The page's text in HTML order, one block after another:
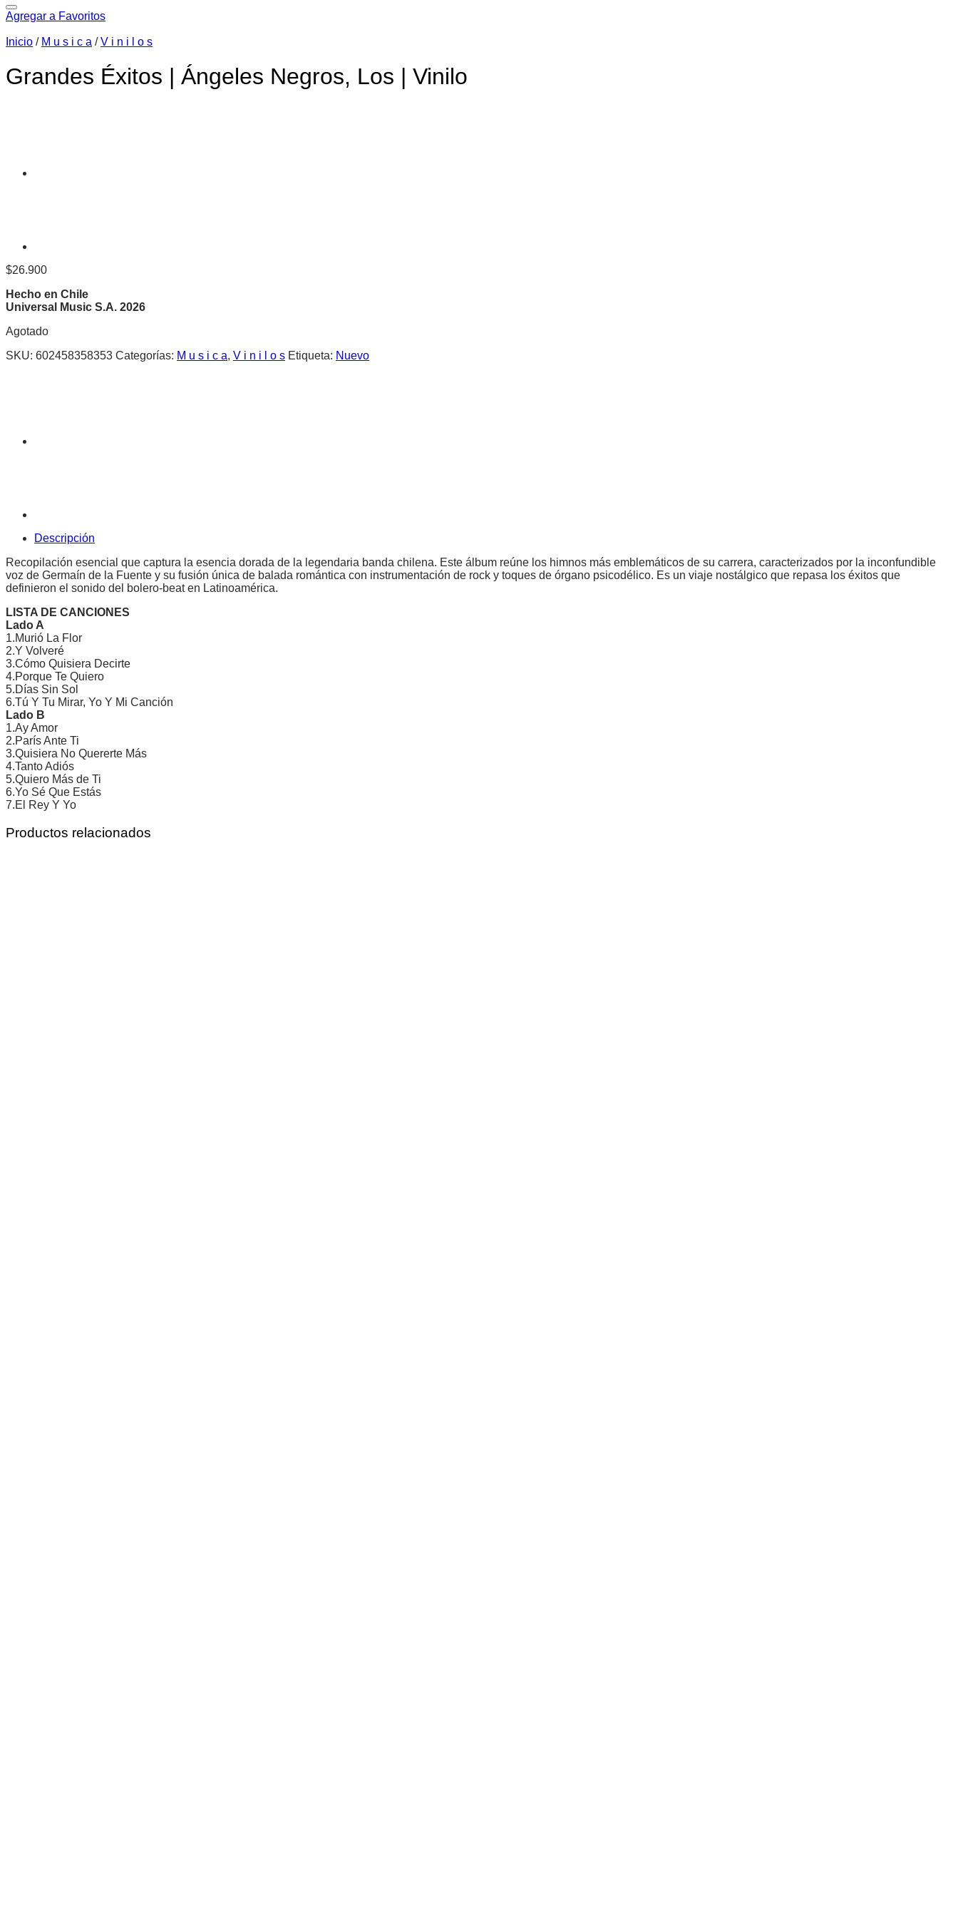
Agregar a Favoritos
Inicio / M u s i c a / V i n i l o s
Grandes Éxitos | Ángeles Negros, Los | Vinilo
$26.900
Hecho en Chile
Universal Music S.A. 2026
Agotado
SKU: 602458358353 Categorías: M u s i c a, V i n i l o s Etiqueta: Nuevo
Descripción
Recopilación esencial que captura la esencia dorada de la legendaria banda chilena. Este álbum reúne los himnos más emblemáticos de su carrera, caracterizados por la inconfundible
voz de Germaín de la Fuente y su fusión única de balada romántica con instrumentación de rock y toques de órgano psicodélico. Es un viaje nostálgico que repasa los éxitos que
definieron el sonido del bolero-beat en Latinoamérica.
LISTA DE CANCIONES
Lado A
1.Murió La Flor
2.Y Volveré
3.Cómo Quisiera Decirte
4.Porque Te Quiero
5.Días Sin Sol
6.Tú Y Tu Mirar, Yo Y Mi Canción
Lado B
1.Ay Amor
2.París Ante Ti
3.Quisiera No Quererte Más
4.Tanto Adiós
5.Quiero Más de Ti
6.Yo Sé Que Estás
7.El Rey Y Yo
Productos relacionados